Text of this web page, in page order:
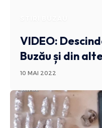
VIDEO:
Buzău și din
10 MAI 2022